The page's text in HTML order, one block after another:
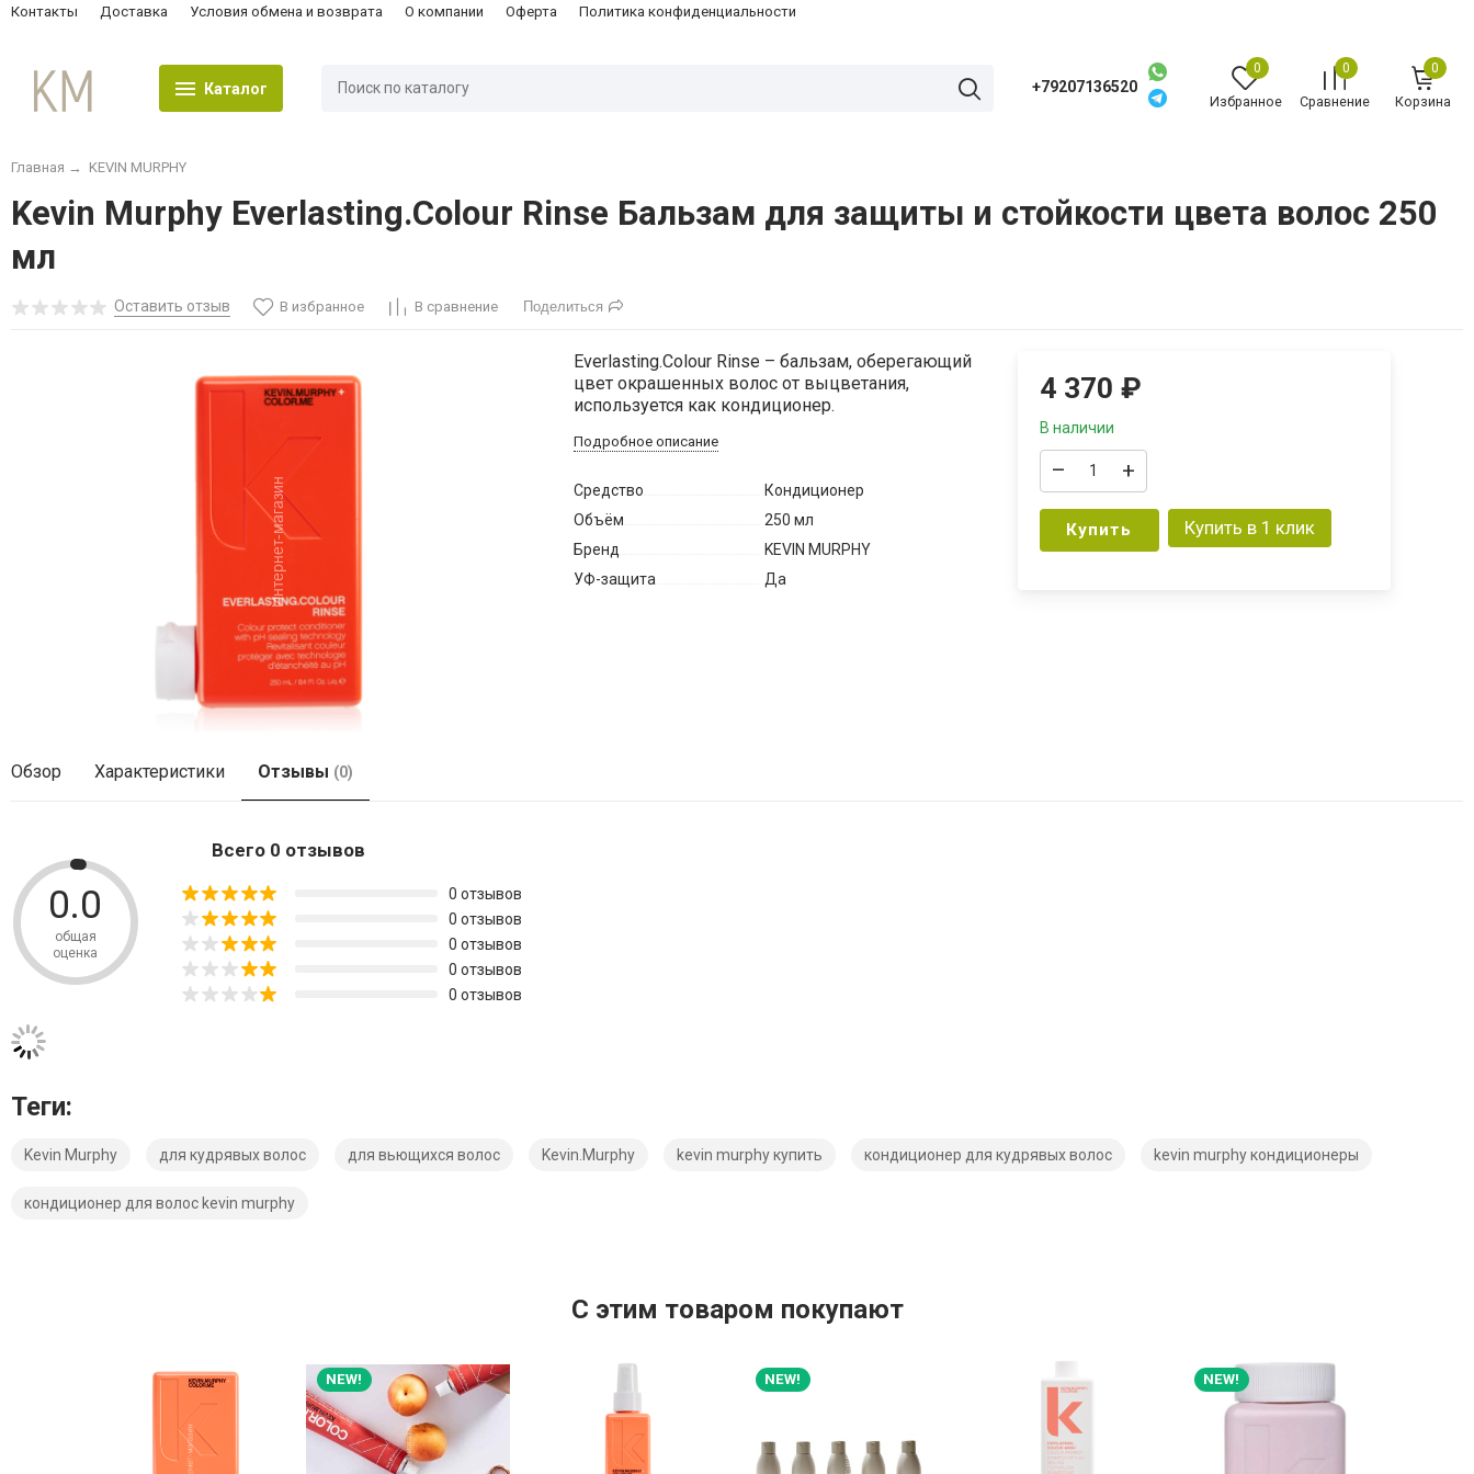
Контакты Доставка Условия обмена и возврата О компании Оферта Политика конфиденциальности
Каталог +79207136520
0
Избранное
0
Сравнение
0
Корзина
Главная → KEVIN MURPHY
Kevin Murphy Everlasting.Colour Rinse Бальзам для защиты и стойкости цвета волос 250
мл
Оставить отзыв В избранное В сравнение Поделиться
Everlasting.Colour Rinse – бальзам, оберегающий
цвет окрашенных волос от выцветания,
используется как кондиционер.
Подробное описание
Средство
Кондиционер
Объём
250 мл
Бренд
KEVIN MURPHY
УФ-защита
Да
4 370 ₽
В наличии
– +
Купить Купить в 1 клик
Обзор Характеристики Отзывы (0)
0.0
общая
оценка
Всего 0 отзывов
0 отзывов
0 отзывов
0 отзывов
0 отзывов
0 отзывов
Теги:
Kevin Murphy для кудрявых волос для вьющихся волос Kevin.Murphy kevin murphy купить кондиционер для кудрявых волос kevin murphy кондиционеры
кондиционер для волос kevin murphy
C этим товаром покупают
NEW! NEW! NEW!